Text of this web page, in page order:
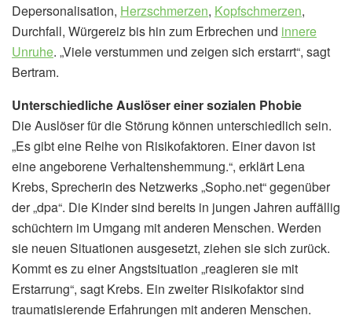
Depersonalisation, Herzschmerzen, Kopfschmerzen,
Durchfall, Würgereiz bis hin zum Erbrechen und innere
Unruhe. „Viele verstummen und zeigen sich erstarrt“, sagt
Bertram.
Unterschiedliche Auslöser einer sozialen Phobie
Die Auslöser für die Störung können unterschiedlich sein.
„Es gibt eine Reihe von Risikofaktoren. Einer davon ist
eine angeborene Verhaltenshemmung.“, erklärt Lena
Krebs, Sprecherin des Netzwerks „Sopho.net“ gegenüber
der „dpa“. Die Kinder sind bereits in jungen Jahren auffällig
schüchtern im Umgang mit anderen Menschen. Werden
sie neuen Situationen ausgesetzt, ziehen sie sich zurück.
Kommt es zu einer Angstsituation „reagieren sie mit
Erstarrung“, sagt Krebs. Ein zweiter Risikofaktor sind
traumatisierende Erfahrungen mit anderen Menschen.